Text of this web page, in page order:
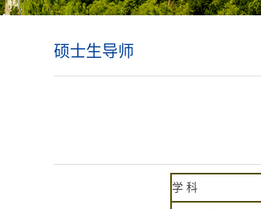
硕士生导师
学 科